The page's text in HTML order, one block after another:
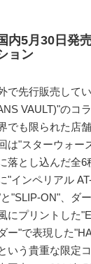
国内5月30日発
ョン
で先行販売して
VAULT)"のコ
でも限られた店
は"スターウォー
落とし込んだ全
"インペリアル
"SLIP-ON"、ダ
にプリントした
ー"で表現した
いう貴重な限定